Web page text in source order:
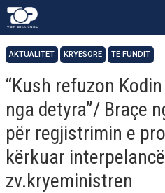
AKTUALITET KRYESORE TË FUNDIT
“Kush refuzon
nga detyra”/ Braçe
për regjistrimin e
kërkuar
zv.kryeministren